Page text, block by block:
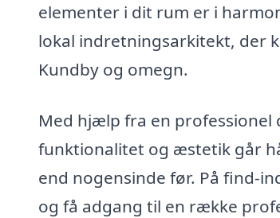
elementer i dit rum er i
lokal indretningsarkitekt, der
Kundby og omegn.
Med hjælp fra en
funktionalitet og æstetik går
end nogensinde før. På find-
og få adgang til en række